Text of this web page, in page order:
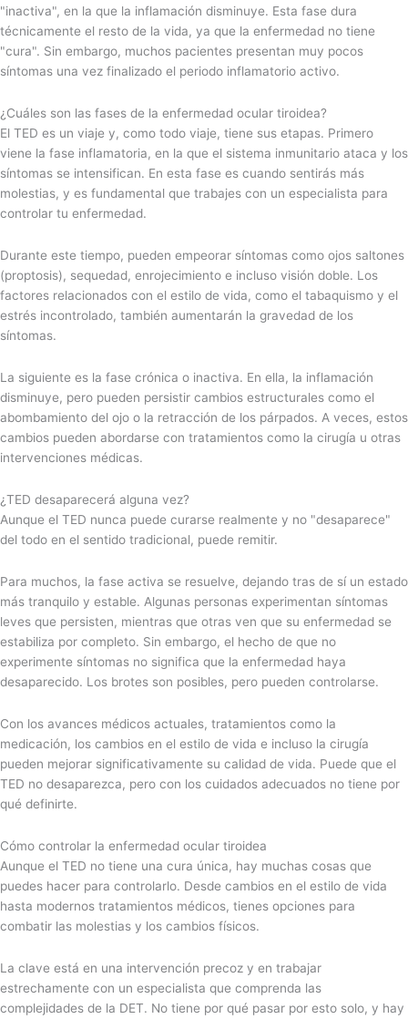
"inactiva", en la que la inflamación disminuye. Esta fase dura
técnicamente el resto de la vida, ya que la enfermedad no tiene
"cura". Sin embargo, muchos pacientes presentan muy pocos
síntomas una vez finalizado el periodo inflamatorio activo.
¿Cuáles son las fases de la enfermedad ocular tiroidea?
El TED es un viaje y, como todo viaje, tiene sus etapas. Primero
viene la fase inflamatoria, en la que el sistema inmunitario ataca y los
síntomas se intensifican. En esta fase es cuando sentirás más
molestias, y es fundamental que trabajes con un especialista para
controlar tu enfermedad.
Durante este tiempo, pueden empeorar síntomas como ojos saltones
(proptosis), sequedad, enrojecimiento e incluso visión doble. Los
factores relacionados con el estilo de vida, como el tabaquismo y el
estrés incontrolado, también aumentarán la gravedad de los
síntomas.
La siguiente es la fase crónica o inactiva. En ella, la inflamación
disminuye, pero pueden persistir cambios estructurales como el
abombamiento del ojo o la retracción de los párpados. A veces, estos
cambios pueden abordarse con tratamientos como la cirugía u otras
intervenciones médicas.
¿TED desaparecerá alguna vez?
Aunque el TED nunca puede curarse realmente y no "desaparece"
del todo en el sentido tradicional, puede remitir.
Para muchos, la fase activa se resuelve, dejando tras de sí un estado
más tranquilo y estable. Algunas personas experimentan síntomas
leves que persisten, mientras que otras ven que su enfermedad se
estabiliza por completo. Sin embargo, el hecho de que no
experimente síntomas no significa que la enfermedad haya
desaparecido. Los brotes son posibles, pero pueden controlarse.
Con los avances médicos actuales, tratamientos como la
medicación, los cambios en el estilo de vida e incluso la cirugía
pueden mejorar significativamente su calidad de vida. Puede que el
TED no desaparezca, pero con los cuidados adecuados no tiene por
qué definirte.
Cómo controlar la enfermedad ocular tiroidea
Aunque el TED no tiene una cura única, hay muchas cosas que
puedes hacer para controlarlo. Desde cambios en el estilo de vida
hasta modernos tratamientos médicos, tienes opciones para
combatir las molestias y los cambios físicos.
La clave está en una intervención precoz y en trabajar
estrechamente con un especialista que comprenda las
complejidades de la DET. No tiene por qué pasar por esto solo, y hay